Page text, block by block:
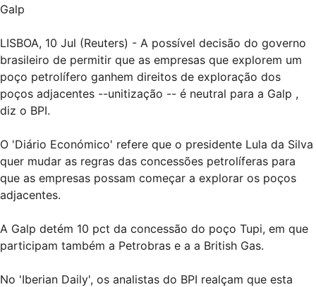
Galp
LISBOA, 10 Jul (Reuters) - A possível decisão do governo
brasileiro de permitir que as empresas que explorem um
poço petrolífero ganhem direitos de exploração dos
poços adjacentes --unitização -- é neutral para a Galp ,
diz o BPI.
O 'Diário Económico' refere que o presidente Lula da Silva
quer mudar as regras das concessões petrolíferas para
que as empresas possam começar a explorar os poços
adjacentes.
A Galp detém 10 pct da concessão do poço Tupi, em que
participam também a Petrobras e a a British Gas.
No 'Iberian Daily', os analistas do BPI realçam que esta